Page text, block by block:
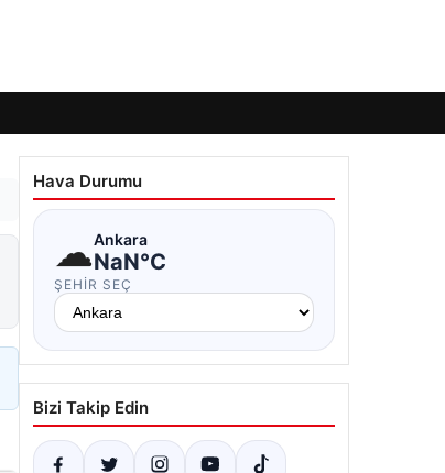
Hava Durumu
☁Ankara
NaN°C
ŞEHIR SEÇ
Bizi Takip Edin